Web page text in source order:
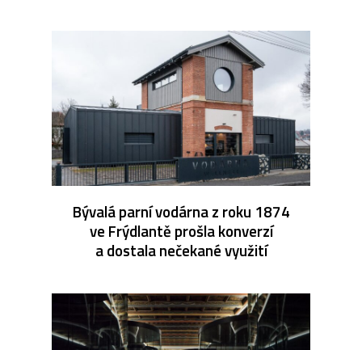
Bývalá parní vodárna z roku 1874
ve Frýdlantě prošla konverzí
a dostala nečekané využití